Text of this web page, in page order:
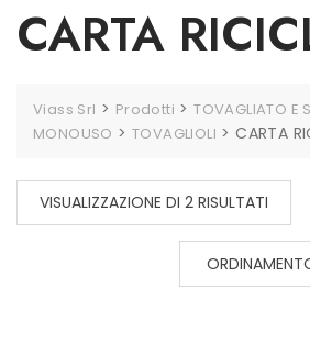
CARTA
Viass Srl > Prodotti >TOVAGLIATO E
MONOUSO >TOVAGLIOLI >CARTA
VISUALIZZAZIONE DI 2 RISULTATI